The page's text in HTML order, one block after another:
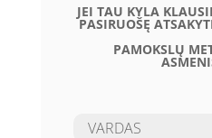
JEI TAU KYLA
PASIRUOŠĘ
PAMOKSLŲ